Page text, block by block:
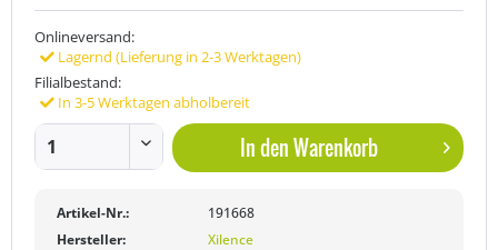
Onlineversand:
Lagernd (Lieferung in 2-3 Werktagen)
Filialbestand:
In 3-5 Werktagen abholbereit
In denWarenkorb
Artikel-Nr.:
191668
Hersteller:
Xilence